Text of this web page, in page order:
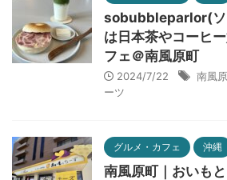
sobubbleparlor(ソ
は日本茶やコーヒ
フェ＠南風原町
2024/7/22 南風
ーツ
グルメ・カフェ 沖縄
南風原町｜おいも